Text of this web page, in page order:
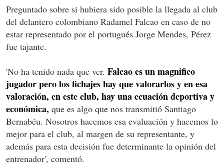
Preguntado sobre si hubiera sido posible la llegada al club
del delantero colombiano Radamel Falcao en caso de no
estar representado por el portugués Jorge Mendes, Pérez
fue tajante.
'No ha tenido nada que ver. Falcao es un magnifico
jugador pero los fichajes hay que valorarlos y en esa
valoración, en este club, hay una ecuación deportiva y
económica, que es algo que nos transmitió Santiago
Bernabéu. Nosotros hacemos esa evaluación y hacemos lo
mejor para el club, al margen de su representante, y
además para esta decisión fue determinante la opinión del
entrenador', comentó.